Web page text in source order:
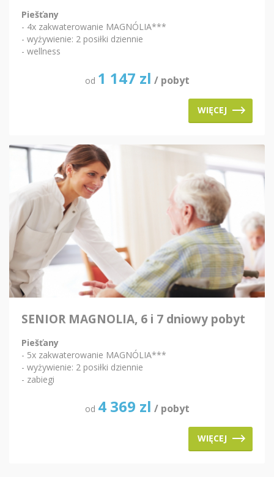
Piešťany
- 4x zakwaterowanie MAGNÓLIA***
- wyżywienie: 2 posiłki dziennie
- wellness
od 1 147 zl / pobyt
WIĘCEJ
SENIOR MAGNOLIA, 6 i 7 dniowy pobyt
Piešťany
- 5x zakwaterowanie MAGNÓLIA***
- wyżywienie: 2 posiłki dziennie
- zabiegi
od 4 369 zl / pobyt
WIĘCEJ